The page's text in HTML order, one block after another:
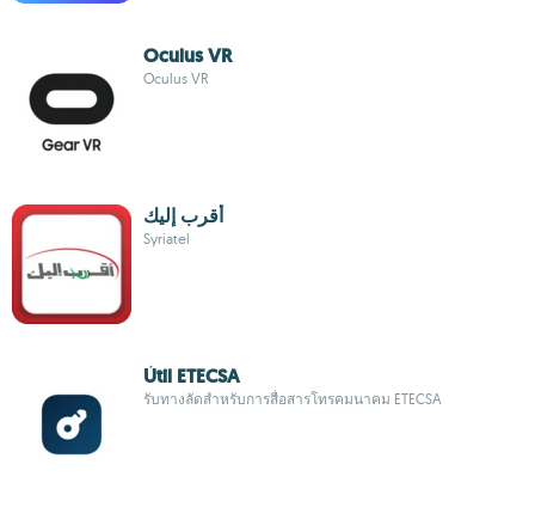
Oculus VR
Oculus VR
أقرب إليك
Syriatel
Útil ETECSA
รับทางลัดสำหรับการสื่อสารโทรคมนาคม ETECSA